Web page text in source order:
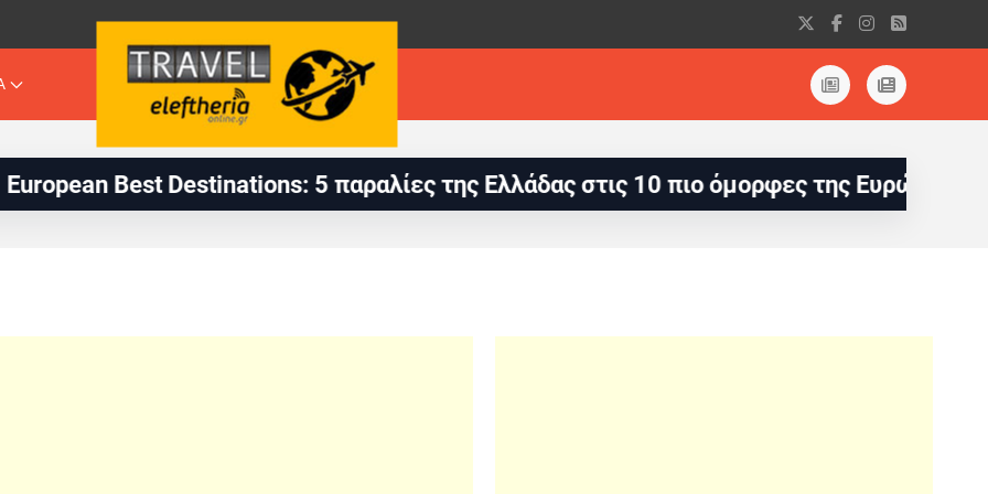
5 παραλίες της Ελλάδας στις 10 πιο όμορφες της Ευρώπης Le Figaro